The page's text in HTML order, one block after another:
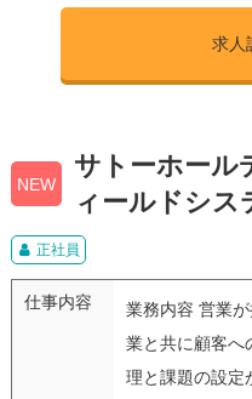
求人
NEW
サトーホール
ィールドシス
正社員
仕事内容
業務内容 営業
業と共に顧客へ
理と課題の設定